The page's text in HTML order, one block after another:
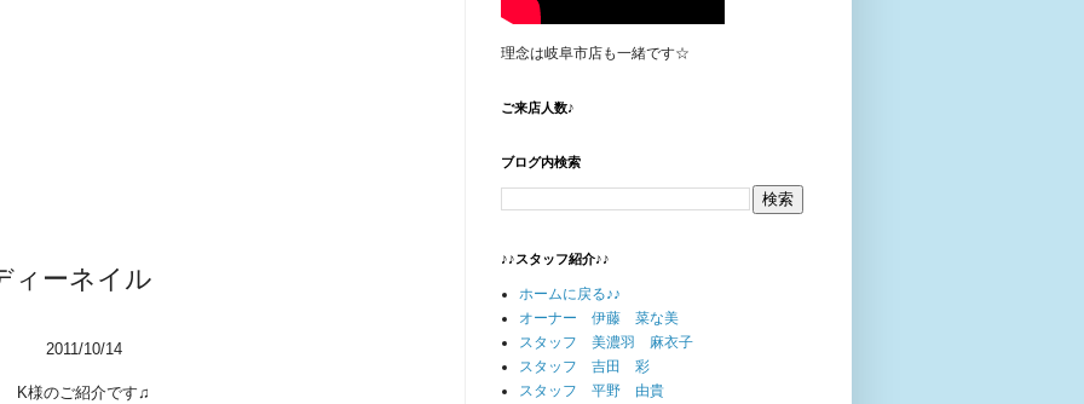
ィーネイル
2011/10/14
K様のご紹介です♫
理念は岐阜市店も一緒です☆
ご来店人数♪
ブログ内検索
♪♪スタッフ紹介♪♪
ホームに戻る♪♪
オーナー 伊藤 菜な美
スタッフ 美濃羽 麻衣子
スタッフ 吉田 彩
スタッフ 平野 由貴